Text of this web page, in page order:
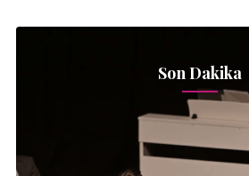
Son Dakika